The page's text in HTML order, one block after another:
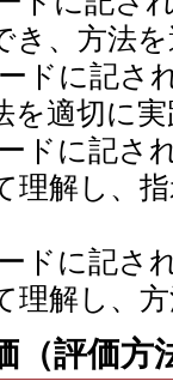
き、方法
ドに記さ
を適切に
ドに記さ
理解し、
ドに記さ
理解し、
（評価方